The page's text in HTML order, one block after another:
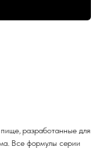
разработанные для
Все формулы серии